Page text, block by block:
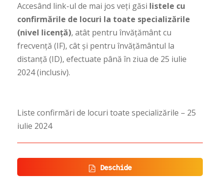
Accesând link-ul de mai jos veți găsi listele cu
confirmările de locuri la toate specializările
(nivel licență), atât pentru învățământ cu
frecvență (IF), cât și pentru învățământul la
distanță (ID), efectuate până în ziua de 25 iulie
2024 (inclusiv).
Liste confirmări de locuri toate specializările – 25
iulie 2024
Deschide